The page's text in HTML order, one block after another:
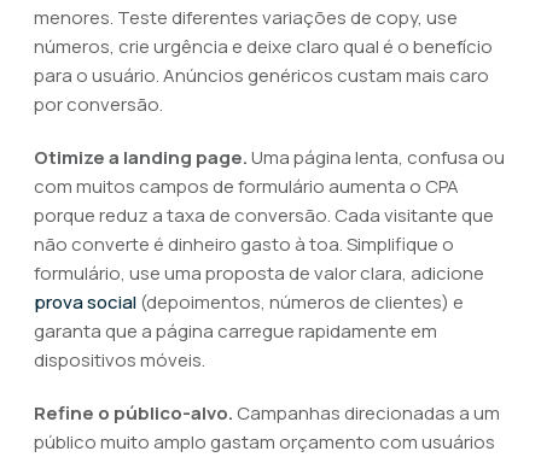
menores. Teste diferentes variações de copy, use
números, crie urgência e deixe claro qual é o benefício
para o usuário. Anúncios genéricos custam mais caro
por conversão.
Otimize a landing page.Uma página lenta, confusa ou
com muitos campos de formulário aumenta o CPA
porque reduz a taxa de conversão. Cada visitante que
não converte é dinheiro gasto à toa. Simplifique o
formulário, use uma proposta de valor clara, adicione
prova social(depoimentos, números de clientes) e
garanta que a página carregue rapidamente em
dispositivos móveis.
Refine o público-alvo. Campanhas direcionadas a um
público muito amplo gastam orçamento com usuários